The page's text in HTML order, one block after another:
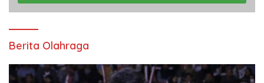
Berita Olahraga